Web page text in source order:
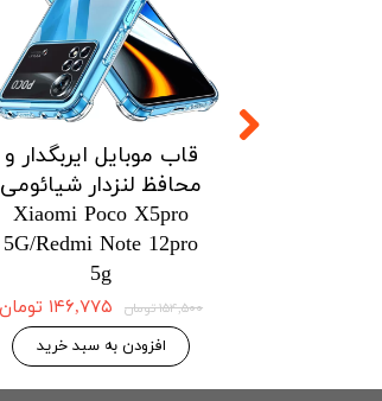
قاب موبایل ایربگدار و
محافظ لنزدار شیائومی
Xiaomi Poco X5pro
5G/Redmi Note 12pro
5g
۱۵۴,۵۰۰ تومان ۱۴۶,۷۷۵ تومان
افزودن به سبد خرید